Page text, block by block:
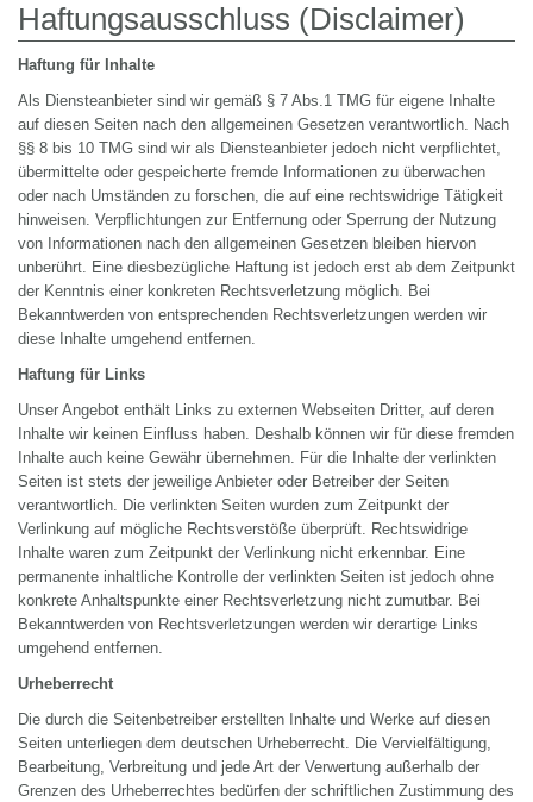
Haftungsausschluss (Disclaimer)
Haftung für Inhalte
Als Diensteanbieter sind wir gemäß § 7 Abs.1 TMG für eigene Inhalte
auf diesen Seiten nach den allgemeinen Gesetzen verantwortlich. Nach
§§ 8 bis 10 TMG sind wir als Diensteanbieter jedoch nicht verpflichtet,
übermittelte oder gespeicherte fremde Informationen zu überwachen
oder nach Umständen zu forschen, die auf eine rechtswidrige Tätigkeit
hinweisen. Verpflichtungen zur Entfernung oder Sperrung der Nutzung
von Informationen nach den allgemeinen Gesetzen bleiben hiervon
unberührt. Eine diesbezügliche Haftung ist jedoch erst ab dem Zeitpunkt
der Kenntnis einer konkreten Rechtsverletzung möglich. Bei
Bekanntwerden von entsprechenden Rechtsverletzungen werden wir
diese Inhalte umgehend entfernen.
Haftung für Links
Unser Angebot enthält Links zu externen Webseiten Dritter, auf deren
Inhalte wir keinen Einfluss haben. Deshalb können wir für diese fremden
Inhalte auch keine Gewähr übernehmen. Für die Inhalte der verlinkten
Seiten ist stets der jeweilige Anbieter oder Betreiber der Seiten
verantwortlich. Die verlinkten Seiten wurden zum Zeitpunkt der
Verlinkung auf mögliche Rechtsverstöße überprüft. Rechtswidrige
Inhalte waren zum Zeitpunkt der Verlinkung nicht erkennbar. Eine
permanente inhaltliche Kontrolle der verlinkten Seiten ist jedoch ohne
konkrete Anhaltspunkte einer Rechtsverletzung nicht zumutbar. Bei
Bekanntwerden von Rechtsverletzungen werden wir derartige Links
umgehend entfernen.
Urheberrecht
Die durch die Seitenbetreiber erstellten Inhalte und Werke auf diesen
Seiten unterliegen dem deutschen Urheberrecht. Die Vervielfältigung,
Bearbeitung, Verbreitung und jede Art der Verwertung außerhalb der
Grenzen des Urheberrechtes bedürfen der schriftlichen Zustimmung des